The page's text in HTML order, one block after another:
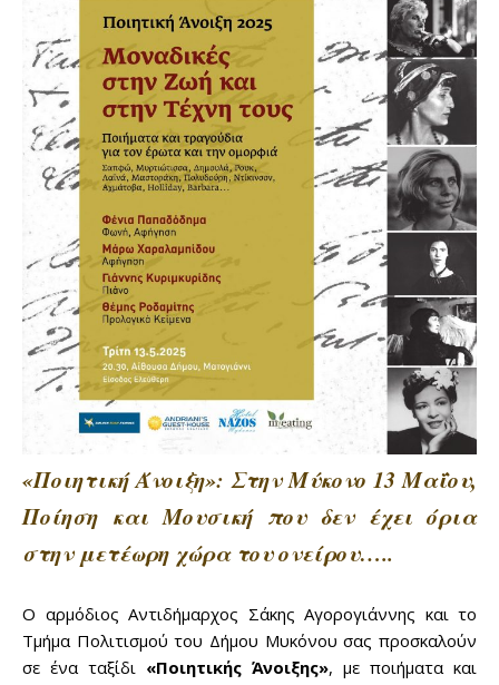
«Ποιητική Άνοιξη»: Στην Μύκονο 13 Μαΐου,
Ποίηση και Μουσική που δεν έχει όρια
στην μετέωρη χώρα του ονείρου…..
Ο αρμόδιος Αντιδήμαρχος Σάκης Αγορογιάννης και το
Τμήμα Πολιτισμού του Δήμου Μυκόνου σας προσκαλούν
σε ένα ταξίδι «Ποιητικής Άνοιξης», με ποιήματα και